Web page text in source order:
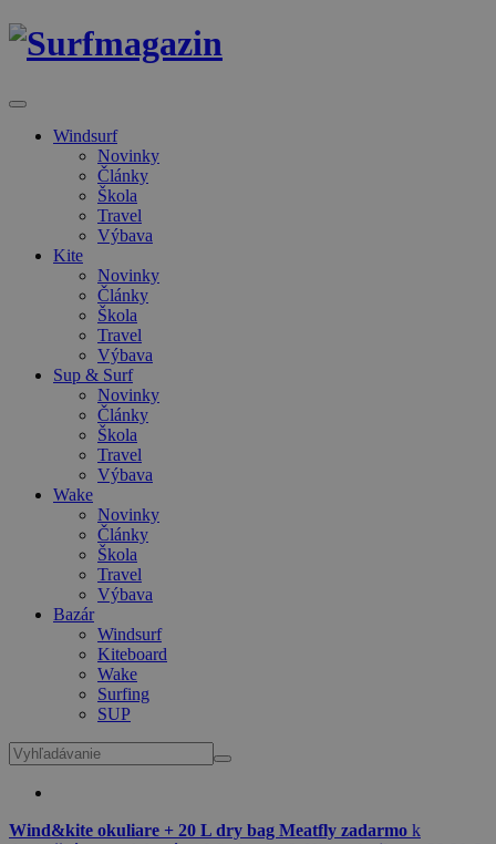
Windsurf
Novinky
Články
Škola
Travel
Výbava
Kite
Novinky
Články
Škola
Travel
Výbava
Sup & Surf
Novinky
Články
Škola
Travel
Výbava
Wake
Novinky
Články
Škola
Travel
Výbava
Bazár
Windsurf
Kiteboard
Wake
Surfing
SUP
Wind&kite okuliare + 20 L dry bag Meatfly zadarmo k